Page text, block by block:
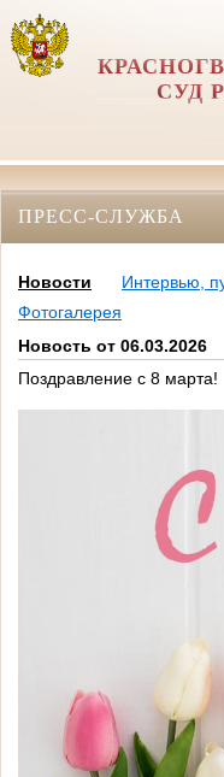
СУД
ПРЕСС-СЛУЖБА
Новости
Интервью,
Фотогалерея
Новость от 06.03.2026
Поздравление с 8 марта!